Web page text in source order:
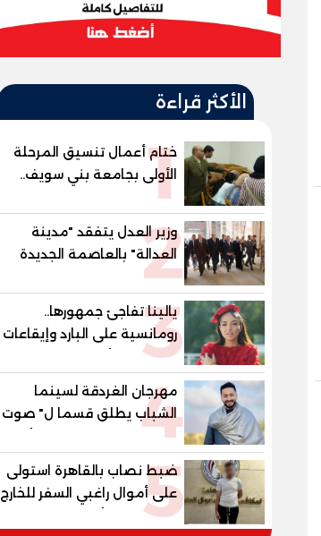
الأكثر قراءة
1
ختام أعمال تنسيق المرحلة
الأولى بجامعة بني سويف..
2
وزير العدل يتفقد "مدينة
العدالة" بالعاصمة الجديدة
وبرفقته رئيسا هيئة قضايا
3
يالينا تفاجئ جمهورها..
رومانسية على البارد وإيقاعات
ساخنة في أحدث كليباتها
4
مهرجان الغردقة لسينما
الشباب يطلق قسما ل" صوت
السينما" ..وحمادة هلال أول
5
ضبط نصاب بالقاهرة استولى
على أموال راغبي السفر للخارج
بزعم توفير تأشيرات